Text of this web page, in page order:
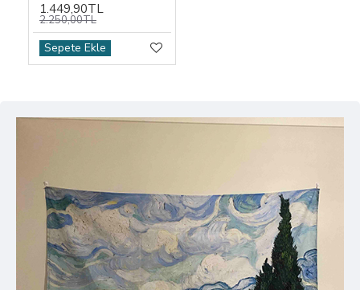
1.449,90TL
2.250,00TL
Sepete Ekle